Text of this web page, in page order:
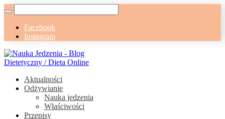
Facebook
Instagram
Aktualności
Odżywianie
Nauka jedzenia
Właściwości
Przepisy